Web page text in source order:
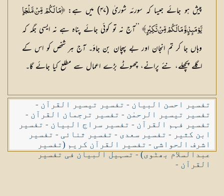
پیش ہو جائے جیسا كہ سورئہ شوریٰ (۴۷) میں ہے:
﴿مَا لَكُمْ مِّنْ مَّلْجَاٍ
يَّوْمَىِٕذٍ وَّ مَا لَكُمْ مِّنْ نَّكِيْرٍ﴾
’’آج نہ تو كوئی جائے پناہ ہے نہ ایسی جگہ كہ
وہاں جا كر تم انجان اور بے پہچان بن جاؤ۔ آج ہر شخص كو اس كے
اگلے پچھلے، نئے پرانے، چھوٹے بڑے اعمال سے مطلع كیا جائے گا۔
تفسیر احسن البیان - تفسیر تیسیر القرآن -
تفسیر تیسیر الرحمٰن - تفسیر ترجمان القرآن -
تفسیر فہم القرآن - تفسیر سراج البیان - تفسیر
ابن کثیر - تفسیر سعدی - تفسیر ثنائی - تفسیر
اشرف الحواشی - تفسیر القرآن کریم (تفسیر
عبدالسلام بھٹوی)-تسہیل البیان فی تفسیر
القرآن -